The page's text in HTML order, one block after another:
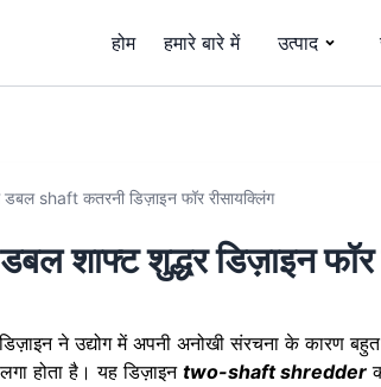
होम हमारे बारे में उत्पाद
डबल shaft कतरनी डिज़ाइन फॉर रीसायक्लिंग
शाफ्ट शुद्धर डिज़ाइन फॉर
ने उद्योग में अपनी अनोखी संरचना के कारण
होता है। यह डिज़ाइन two-shaft shredder